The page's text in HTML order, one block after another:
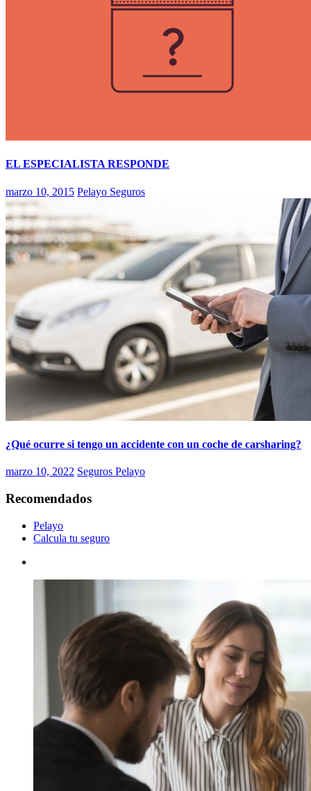
EL ESPECIALISTA RESPONDE
marzo 10, 2015 Pelayo Seguros
¿Qué ocurre si tengo un accidente con un coche de carsharing?
marzo 10, 2022 Seguros Pelayo
Recomendados
Pelayo
Calcula tu seguro